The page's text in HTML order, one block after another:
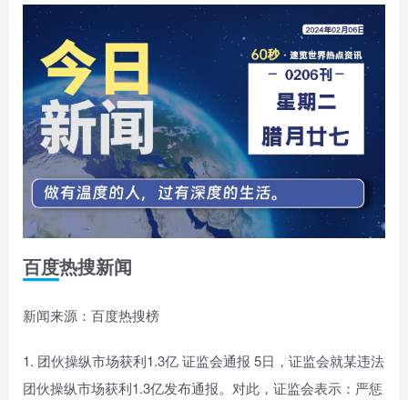
百度热搜新闻
新闻来源：百度热搜榜
1. 团伙操纵市场获利1.3亿 证监会通报 5日，证监会就某违法
团伙操纵市场获利1.3亿发布通报。对此，证监会表示：严惩